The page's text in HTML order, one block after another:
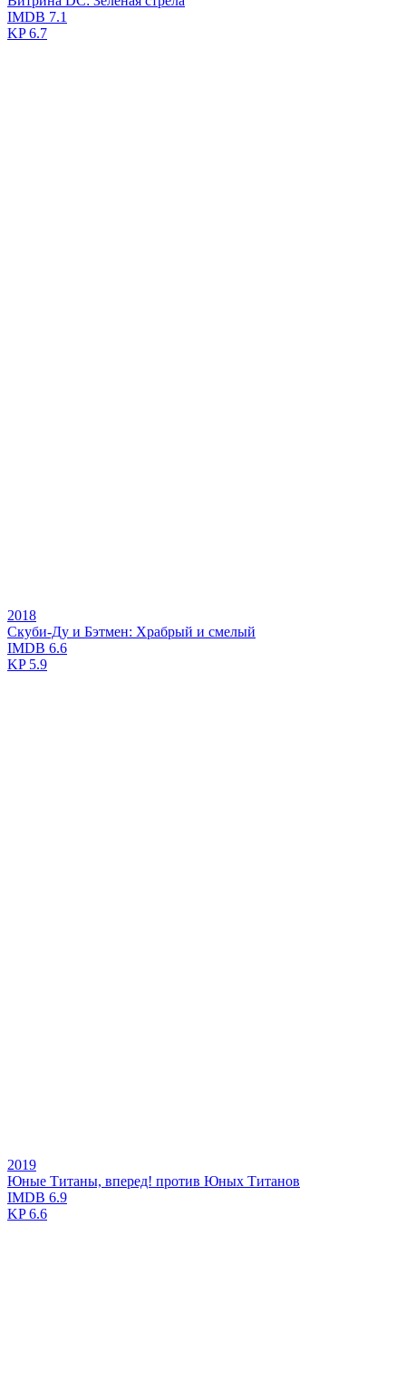
IMDB 7.1
KP6.7
2018
Скуби-Ду и Бэтмен: Храбрый и смелый
IMDB 6.6
KP5.9
2019
Юные Титаны, вперед! против Юных Титанов
IMDB 6.9
KP6.6